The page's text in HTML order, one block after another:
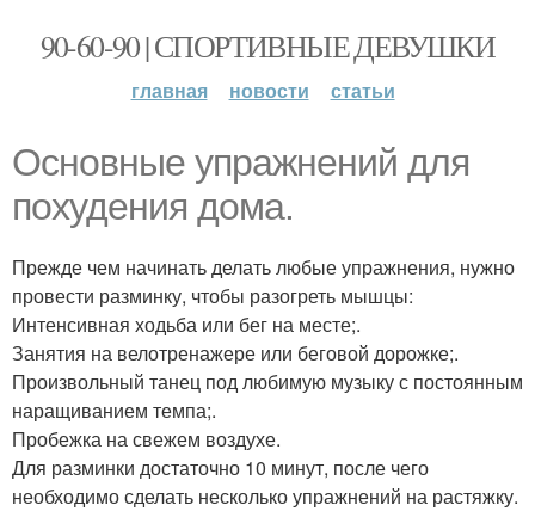
90-60-90 | СПОРТИВНЫЕ ДЕВУШКИ
главная новости статьи
Основные упражнений для
похудения дома.
Прежде чем начинать делать любые упражнения, нужно
провести разминку, чтобы разогреть мышцы:
Интенсивная ходьба или бег на месте;.
Занятия на велотренажере или беговой дорожке;.
Произвольный танец под любимую музыку с постоянным
наращиванием темпа;.
Пробежка на свежем воздухе.
Для разминки достаточно 10 минут, после чего
необходимо сделать несколько упражнений на растяжку.